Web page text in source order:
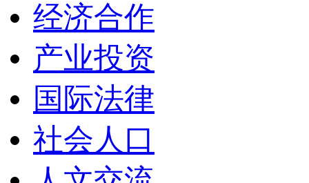
经济合作
产业投资
国际法律
社会人口